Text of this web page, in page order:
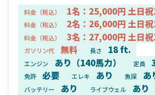
料金（税込） 1名：25,000円 土日
料金（税込） 2名：26,000円 土日
料金（税込） 3名：27,000円 土日
ガソリン代 無料 長さ 18 ft.
エンジン あり（140馬力） 定員
免許 必要 エレキ あり 魚探 あ
バッテリー あり ライブウェル あり